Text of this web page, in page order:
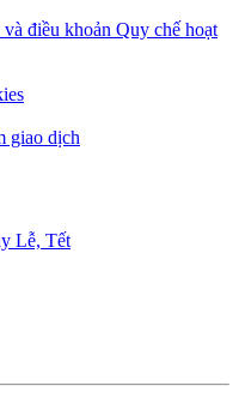
điều khoản Quy chế hoạt
giao dịch
Lễ, Tết